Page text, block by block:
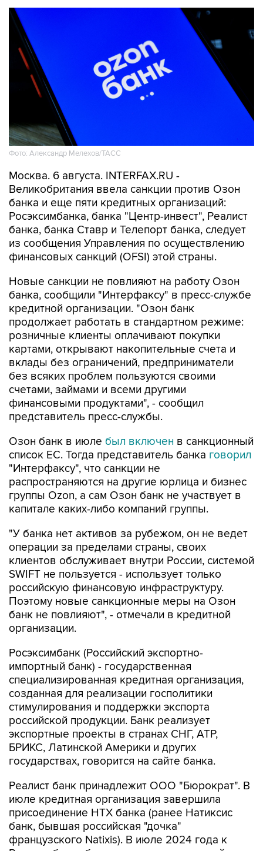
Фото: Александр Мелехов/ТАСС
Москва. 6 августа. INTERFAX.RU -
Великобритания ввела санкции против Озон
банка и еще пяти кредитных организаций:
Росэксимбанка, банка "Центр-инвест", Реалист
банка, банка Ставр и Телепорт банка, следует
из сообщения Управления по осуществлению
финансовых санкций (OFSI) этой страны.
Новые санкции не повлияют на работу Озон
банка, сообщили "Интерфаксу" в пресс-службе
кредитной организации. "Озон банк
продолжает работать в стандартном режиме:
розничные клиенты оплачивают покупки
картами, открывают накопительные счета и
вклады без ограничений, предприниматели
без всяких проблем пользуются своими
счетами, займами и всеми другими
финансовыми продуктами", - сообщил
представитель пресс-службы.
Озон банк в июле был включен в санкционный
список ЕС. Тогда представитель банка говорил
"Интерфаксу", что санкции не
распространяются на другие юрлица и бизнес
группы Ozon, а сам Озон банк не участвует в
капитале каких-либо компаний группы.
"У банка нет активов за рубежом, он не ведет
операции за пределами страны, своих
клиентов обслуживает внутри России, системой
SWIFT не пользуется - использует только
российскую финансовую инфраструктуру.
Поэтому новые санкционные меры на Озон
банк не повлияют", - отмечали в кредитной
организации.
Росэксимбанк (Российский экспортно-
импортный банк) - государственная
специализированная кредитная организация,
созданная для реализации госполитики
стимулирования и поддержки экспорта
российской продукции. Банк реализует
экспортные проекты в странах СНГ, АТР,
БРИКС, Латинской Америки и других
государствах, говорится на сайте банка.
Реалист банк принадлежит ООО "Бюрократ". В
июле кредитная организация завершила
присоединение НТХ банка (ранее Натиксис
банк, бывшая российская "дочка"
французского Natixis). В июле 2024 года к